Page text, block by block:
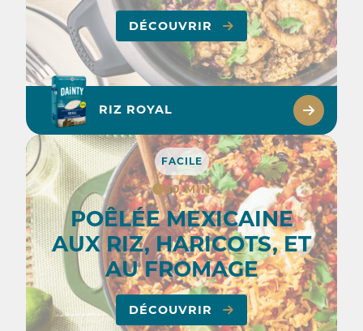
DÉCOUVRIR
RIZ ROYAL
FACILE
30 MIN
POÊLÉE MEXICAINE
AUX RIZ, HARICOTS, ET
AU FROMAGE
DÉCOUVRIR